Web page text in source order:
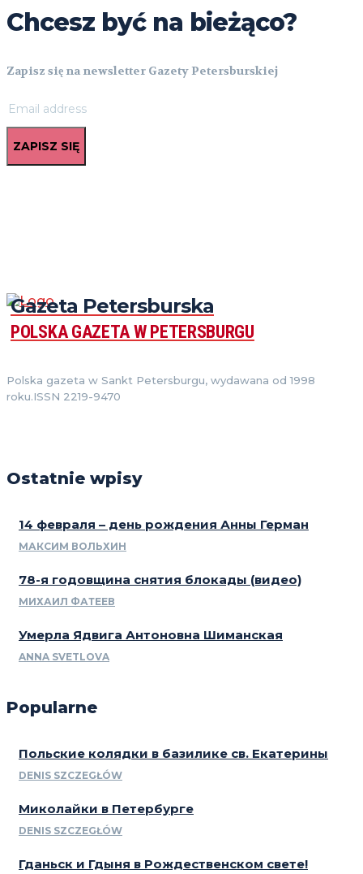
Chcesz być na bieżąco?
Zapisz się na newsletter Gazety Petersburskiej
ZAPISZ SIĘ
Gazeta Petersburska
POLSKA GAZETA W PETERSBURGU
Polska gazeta w Sankt Petersburgu, wydawana od 1998
roku.ISSN 2219-9470
Ostatnie wpisy
14 февраля – день рождения Анны Герман
МАКСИМ ВОЛЬХИН
78-я годовщина снятия блокады (видео)
МИХАИЛ ФАТЕЕВ
Умерла Ядвига Антоновна Шиманская
ANNA SVETLOVA
Popularne
Польские колядки в базилике св. Екатерины
DENIS SZCZEGŁÓW
Миколайки в Петербурге
DENIS SZCZEGŁÓW
Гданьск и Гдыня в Рождественском свете!